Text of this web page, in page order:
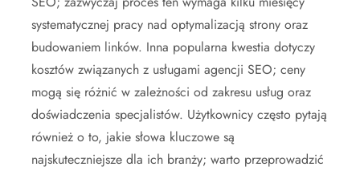
systematycznej pracy nad optymalizacją strony oraz
budowaniem linków. Inna popularna kwestia dotyczy
kosztów związanych z usługami agencji SEO; ceny
mogą się różnić w zależności od zakresu usług oraz
doświadczenia specjalistów. Użytkownicy często pytają
również o to, jakie słowa kluczowe są
najskuteczniejsze dla ich branży; warto przeprowadzić